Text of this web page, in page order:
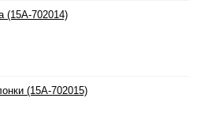
(15A-702014)
(15A-702015)